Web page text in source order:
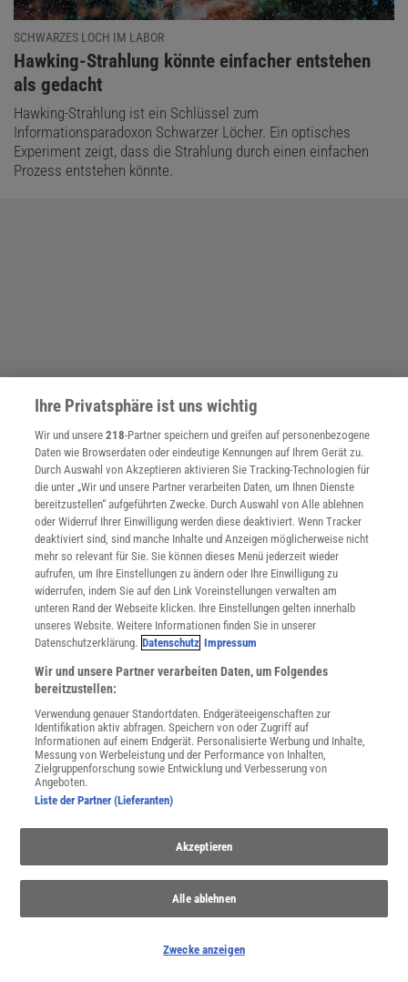
SCHWARZES LOCH IM LABOR
:
Hawking-Strahlung könnte einfacher entstehen
als gedacht
Hawking-Strahlung ist ein Schlüssel zum
Informationsparadoxon Schwarzer Löcher. Ein optisches
Experiment zeigt, dass die Strahlung durch einen einfachen
Prozess entstehen könnte.
THEMENKANÄLE
Ihre Privatsphäre ist uns wichtig
Wir und unsere218-Partner speichern und greifen auf personenbezogene
Daten wie Browserdaten oder eindeutige Kennungen auf Ihrem Gerät zu.
Durch Auswahl von Akzeptieren aktivieren Sie Tracking-Technologien für
die unter „Wir und unsere Partner verarbeiten Daten, um Ihnen Dienste
bereitzustellen“ aufgeführten Zwecke. Durch Auswahl von Alle ablehnen
oder Widerruf Ihrer Einwilligung werden diese deaktiviert. Wenn Tracker
deaktiviert sind, sind manche Inhalte und Anzeigen möglicherweise nicht
mehr so relevant für Sie. Sie können dieses Menü jederzeit wieder
aufrufen, um Ihre Einstellungen zu ändern oder Ihre Einwilligung zu
widerrufen, indem Sie auf den Link Voreinstellungen verwalten am
unteren Rand der Webseite klicken. Ihre Einstellungen gelten innerhalb
unseres Website. Weitere Informationen finden Sie in unserer
Datenschutzerklärung. Datenschutz Impressum
Wir und unsere Partner verarbeiten Daten, um Folgendes
bereitzustellen:
Verwendung genauer Standortdaten. Endgeräteeigenschaften zur
Identifikation aktiv abfragen. Speichern von oder Zugriff auf
Informationen auf einem Endgerät. Personalisierte Werbung und Inhalte,
Messung von Werbeleistung und der Performance von Inhalten,
Zielgruppenforschung sowie Entwicklung und Verbesserung von
Angeboten.
Liste der Partner (Lieferanten)
Akzeptieren
Alle ablehnen
Zwecke anzeigen